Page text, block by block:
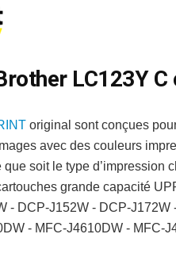
LC123Y
original sont conçues
avec des couleurs
soit le type d’impression
grande capacité
- DCP-J152W - DCP-
- MFC-J4610DW - MFC-